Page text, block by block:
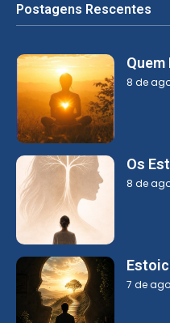
Postagens Rescentes
Quem
8 de
Os
8 de
7 de